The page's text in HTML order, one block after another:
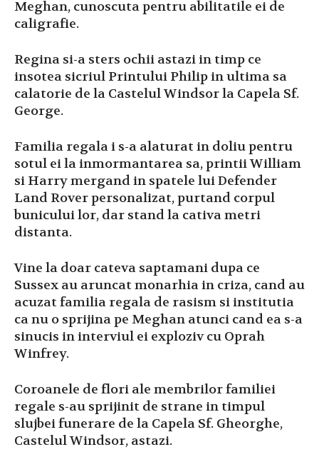
Meghan, cunoscuta pentru abilitatile ei de
caligrafie.
Regina si-a sters ochii astazi in timp ce
insotea sicriul Printului Philip in ultima sa
calatorie de la Castelul Windsor la Capela Sf.
George.
Familia regala i s-a alaturat in doliu pentru
sotul ei la inmormantarea sa, printii William
si Harry mergand in spatele lui Defender
Land Rover personalizat, purtand corpul
bunicului lor, dar stand la cativa metri
distanta.
Vine la doar cateva saptamani dupa ce
Sussex au aruncat monarhia in criza, cand au
acuzat familia regala de rasism si institutia
ca nu o sprijina pe Meghan atunci cand ea s-a
sinucis in interviul ei exploziv cu Oprah
Winfrey.
Coroanele de flori ale membrilor familiei
regale s-au sprijinit de strane in timpul
slujbei funerare de la Capela Sf. Gheorghe,
Castelul Windsor, astazi.